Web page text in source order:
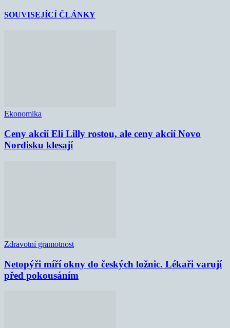
SOUVISEJÍCÍ ČLÁNKY
Ekonomika
Ceny akcií Eli Lilly rostou, ale ceny akcií Novo
Nordisku klesají
Zdravotní gramotnost
Netopýři míří okny do českých ložnic. Lékaři varují
před pokousáním